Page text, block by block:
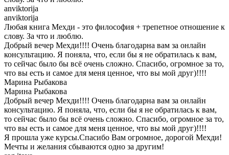
anviktorija
anviktorija
Любая книга Мехди - это философия + трепетное отношение к
слову. За что и люблю.
Добрый вечер Мехди!!!! Очень благодарна вам за онлайн
консультацию. Я поняла, что, если бы я не обратилась к вам,
то сейчас было бы всё очень сложно. Спасибо, огромное за то,
что вы есть и самое для меня ценное, что вы мой друг)!!!!
Марина Рыбакова
Марина Рыбакова
Добрый вечер Мехди!!!! Очень благодарна вам за онлайн
консультацию. Я поняла, что, если бы я не обратилась к вам,
то сейчас было бы всё очень сложно. Спасибо, огромное за то,
что вы есть и самое для меня ценное, что вы мой друг)!!!!
Я прошла уже курсы.Спасибо Вам огромное, дорогой Мехди!
Мечты и желания сбываются одно за другим!